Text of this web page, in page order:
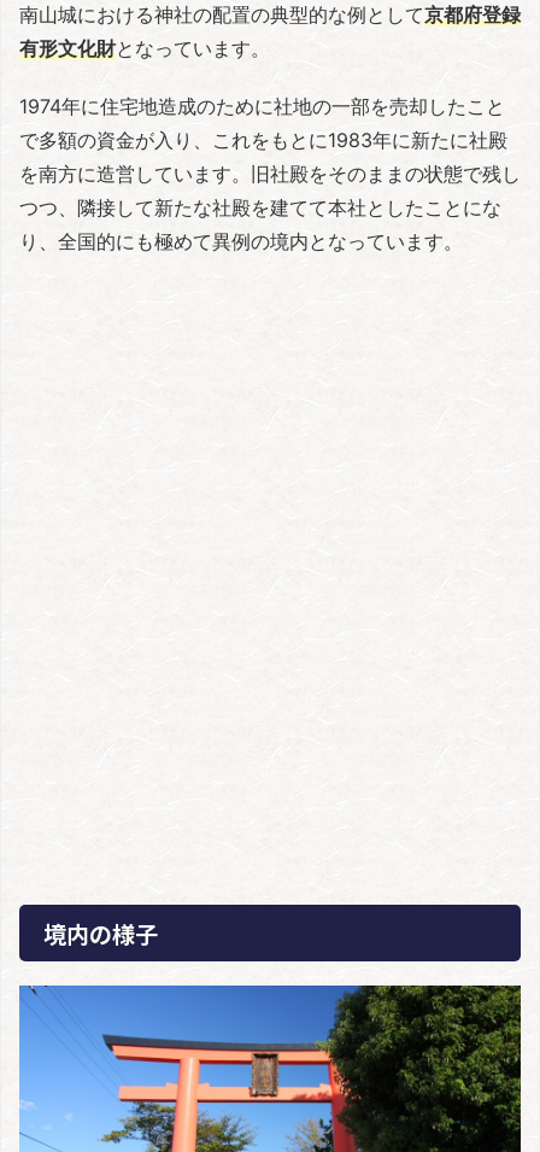
南山城における神社の配置の典型的な例として京都府登録
有形文化財となっています。
1974年に住宅地造成のために社地の一部を売却したこと
で多額の資金が入り、これをもとに1983年に新たに社殿
を南方に造営しています。旧社殿をそのままの状態で残し
つつ、隣接して新たな社殿を建てて本社としたことにな
り、全国的にも極めて異例の境内となっています。
境内の様子